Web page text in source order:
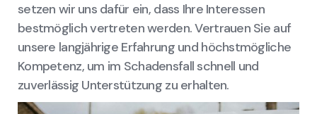
setzen wir uns dafür ein, dass Ihre Interessen
bestmöglich vertreten werden. Vertrauen Sie auf
unsere langjährige Erfahrung und höchstmögliche
Kompetenz, um im Schadensfall schnell und
zuverlässig Unterstützung zu erhalten.